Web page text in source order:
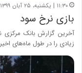
۱۱:۳۰ | یکشنبه، ۲۵ آبان ۱۳۹۹
بازی نرخ سود
آخرین گزارش بانک مرکزی
زیادی را در طول ماه‌های